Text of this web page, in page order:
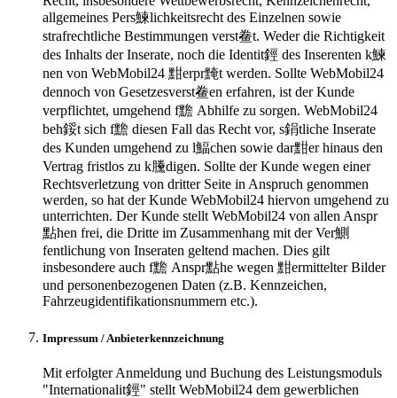
allgemeines Pers鰊lichkeitsrecht des Einzelnen sowie
strafrechtliche Bestimmungen verst鲞t. Weder die Richtigkeit
des Inhalts der Inserate, noch die Identit鋞 des Inserenten k鰊
nen von WebMobil24 黚erpr黤t werden. Sollte WebMobil24
dennoch von Gesetzesverst鲞en erfahren, ist der Kunde
verpflichtet, umgehend f黵 Abhilfe zu sorgen. WebMobil24
beh鋖t sich f黵 diesen Fall das Recht vor, s鋗tliche Inserate
des Kunden umgehend zu l鰏chen sowie dar黚er hinaus den
Vertrag fristlos zu k黱digen. Sollte der Kunde wegen einer
Rechtsverletzung von dritter Seite in Anspruch genommen
werden, so hat der Kunde WebMobil24 hiervon umgehend zu
unterrichten. Der Kunde stellt WebMobil24 von allen Anspr
點hen frei, die Dritte im Zusammenhang mit der Ver鰂
fentlichung von Inseraten geltend machen. Dies gilt
insbesondere auch f黵 Anspr點he wegen 黚ermittelter Bilder
und personenbezogenen Daten (z.B. Kennzeichen,
Fahrzeugidentifikationsnummern etc.).
Impressum / Anbieterkennzeichnung
Mit erfolgter Anmeldung und Buchung des Leistungsmoduls
"Internationalit鋞" stellt WebMobil24 dem gewerblichen